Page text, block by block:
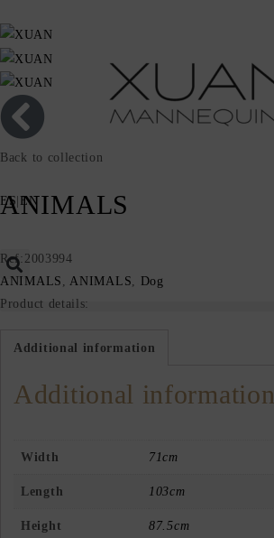
ES EN
Back to collection
ANIMALS
Ref:2003994
ANIMALS
ANIMALS
Dog
Product details:
Additional information
Additional information
Width 71cm
Length 103cm
Height 87.5cm